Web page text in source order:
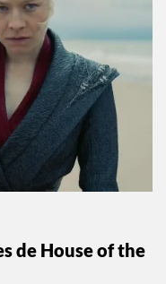
de House of the